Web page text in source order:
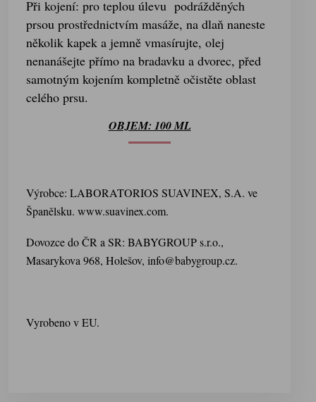
Při kojení: pro teplou úlevu podrážděných
prsou prostřednictvím masáže, na dlaň naneste
několik kapek a jemně vmasírujte, olej
nenanášejte přímo na bradavku a dvorec, před
samotným kojením kompletně očistěte oblast
celého prsu.
OBJEM: 100 ML
Výrobce: LABORATORIOS SUAVINEX, S.A. ve
Španělsku. www.suavinex.com.
Dovozce do ČR a SR: BABYGROUP s.r.o.,
Masarykova 968, Holešov, info@babygroup.cz.
Vyrobeno v EU.